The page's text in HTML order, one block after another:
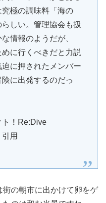
極の調味料「海の
しい。管理協会も扱
情報のようだが、
めに行くべきだと力説
に押されたメンバー
に出発するのだっ
ト！Re:Dive
引用
の朝市に出かけて卵をゲ